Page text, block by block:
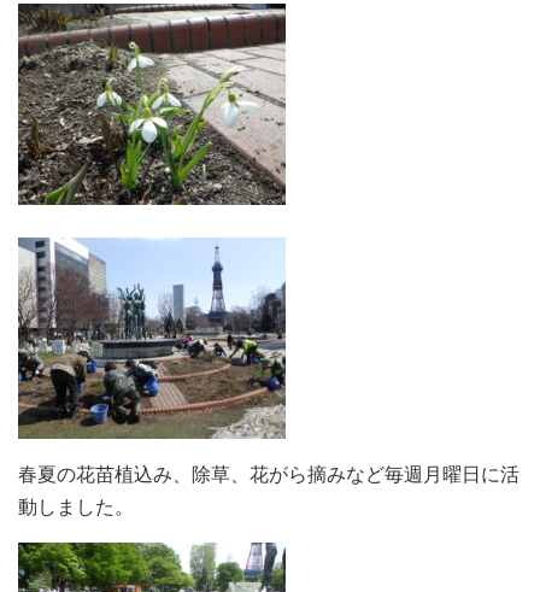
春夏の花苗植込み、除草、花がら摘みなど毎週月曜日に活
動しました。